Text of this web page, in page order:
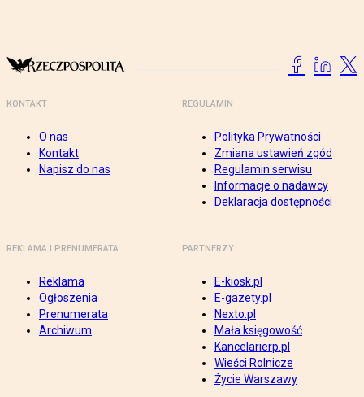
KONTAKT
O nas
Kontakt
Napisz do nas
REGULAMIN
Polityka Prywatności
Zmiana ustawień zgód
Regulamin serwisu
Informacje o nadawcy
Deklaracja dostępności
REKLAMA I PRENUMERATA
Reklama
Ogłoszenia
Prenumerata
Archiwum
PARTNERZY
E-kiosk.pl
E-gazety.pl
Nexto.pl
Mała księgowość
Kancelarierp.pl
Wieści Rolnicze
Życie Warszawy